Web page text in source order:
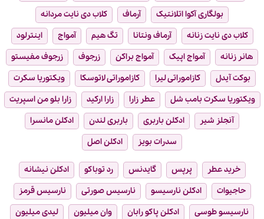
بولگاری آکوا اتلانتیک
آرماف
کلاب دی نایت مردانه
کلاب دی نایت زنانه
آرماف ونتانا تگ هیم آمواج
اینترلود
هانر زنانه
آمواج اپیک آمواج براکن زرجوف
زرجوف مفیستو
بوکت آیدل
کازاموراتی لیرا کازاموراتی لاتوسکا
ویکتوریا سکرت
ویکتوریا سکرت بامب شل
عطر زارا زارا ارکید
زارا بلو من اسپریت
آنجلز شیر
ادکلن باربری باربری لندن
ادکلن مانسرا
سدرات بویز
ادکلن اصل
خرید عطر پرپس گایدنس رد توباکو
ادکلن نیشانه
حاجیوات
ادکلن نارسیسو نارسیس صورتی
نارسیس قرمز
نارسیسو طوسی
ادکلن پاکو رابان وان میلیون
لیدی میلیون